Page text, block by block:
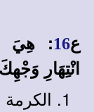
ع16: هِيَ
انْتِهَارِ